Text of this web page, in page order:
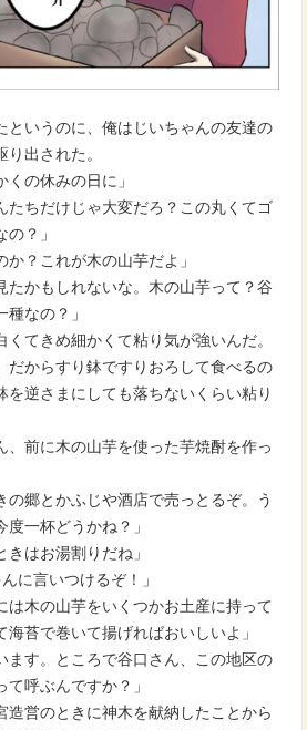
というのに、俺はじいちゃんの友達の
出された。
くの休みの日に」
たちだけじゃ大変だろ？この丸くてゴ
？」
か？これが木の山芋だよ」
たかもしれないな。木の山芋って？谷
なの？」
くてきめ細かくて粘り気が強いんだ。
だからすり鉢ですりおろして食べるの
を逆さまにしても落ちないくらい粘り
、前に木の山芋を使った芋焼酎を作っ
の郷とかふじや酒店で売っとるぞ。う
一杯どうかね？」
きはお湯割りだね」
に言いつけるぞ！」
は木の山芋をいくつかお土産に持って
苔で巻いて揚げればおいしいよ」
ます。ところで谷口さん、この地区の
呼ぶんですか？」
造営のときに神木を献納したことから